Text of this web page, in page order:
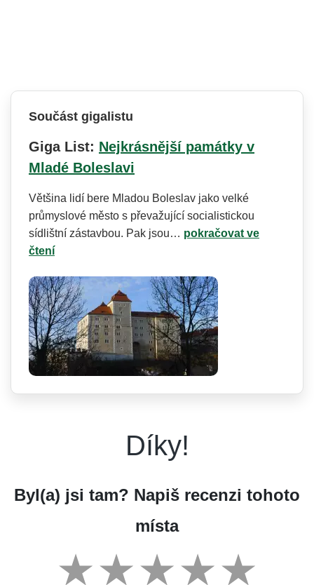
Součást gigalistu
Giga List: Nejkrásnější památky v
Mladé Boleslavi
Většina lidí bere Mladou Boleslav jako velké
průmyslové město s převažující socialistickou
sídlištní zástavbou. Pak jsou… pokračovat ve
čtení
Díky!
Byl(a) jsi tam? Napiš recenzi tohoto
místa